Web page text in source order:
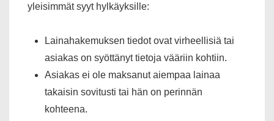
yleisimmät syyt hylkäyksille:
Lainahakemuksen tiedot ovat virheellisiä tai
asiakas on syöttänyt tietoja vääriin kohtiin.
Asiakas ei ole maksanut aiempaa lainaa
takaisin sovitusti tai hän on perinnän
kohteena.